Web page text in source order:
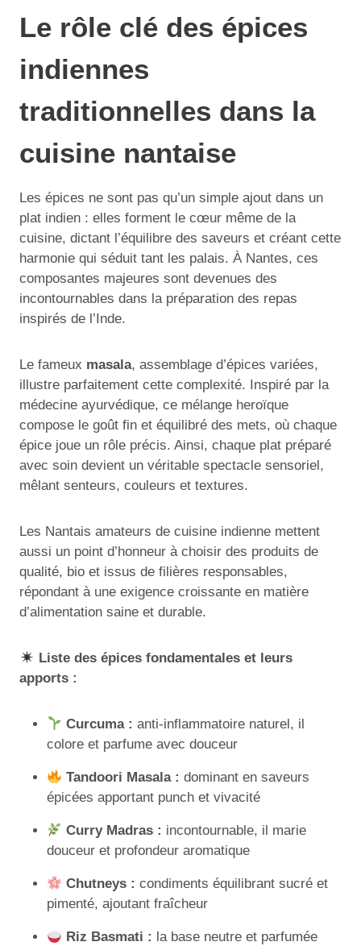
Le rôle clé des épices
indiennes
traditionnelles dans la
cuisine nantaise
Les épices ne sont pas qu’un simple ajout dans un
plat indien : elles forment le cœur même de la
cuisine, dictant l’équilibre des saveurs et créant cette
harmonie qui séduit tant les palais. À Nantes, ces
composantes majeures sont devenues des
incontournables dans la préparation des repas
inspirés de l’Inde.
Le fameux masala, assemblage d’épices variées,
illustre parfaitement cette complexité. Inspiré par la
médecine ayurvédique, ce mélange heroïque
compose le goût fin et équilibré des mets, où chaque
épice joue un rôle précis. Ainsi, chaque plat préparé
avec soin devient un véritable spectacle sensoriel,
mêlant senteurs, couleurs et textures.
Les Nantais amateurs de cuisine indienne mettent
aussi un point d’honneur à choisir des produits de
qualité, bio et issus de filières responsables,
répondant à une exigence croissante en matière
d’alimentation saine et durable.
Liste des épices fondamentales et leurs
apports :
Curcuma : anti-inflammatoire naturel, il
colore et parfume avec douceur
Tandoori Masala : dominant en saveurs
épicées apportant punch et vivacité
Curry Madras : incontournable, il marie
douceur et profondeur aromatique
Chutneys : condiments équilibrant sucré et
pimenté, ajoutant fraîcheur
Riz Basmati : la base neutre et parfumée